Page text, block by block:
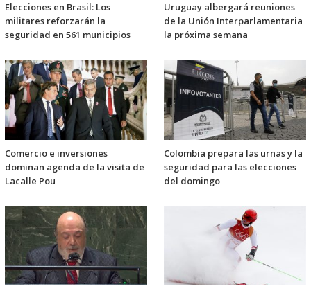
Elecciones en Brasil: Los
militares reforzarán la
seguridad en 561 municipios
Uruguay albergará reuniones
de la Unión Interparlamentaria
la próxima semana
Comercio e inversiones
dominan agenda de la visita de
Lacalle Pou
Colombia prepara las urnas y la
seguridad para las elecciones
del domingo